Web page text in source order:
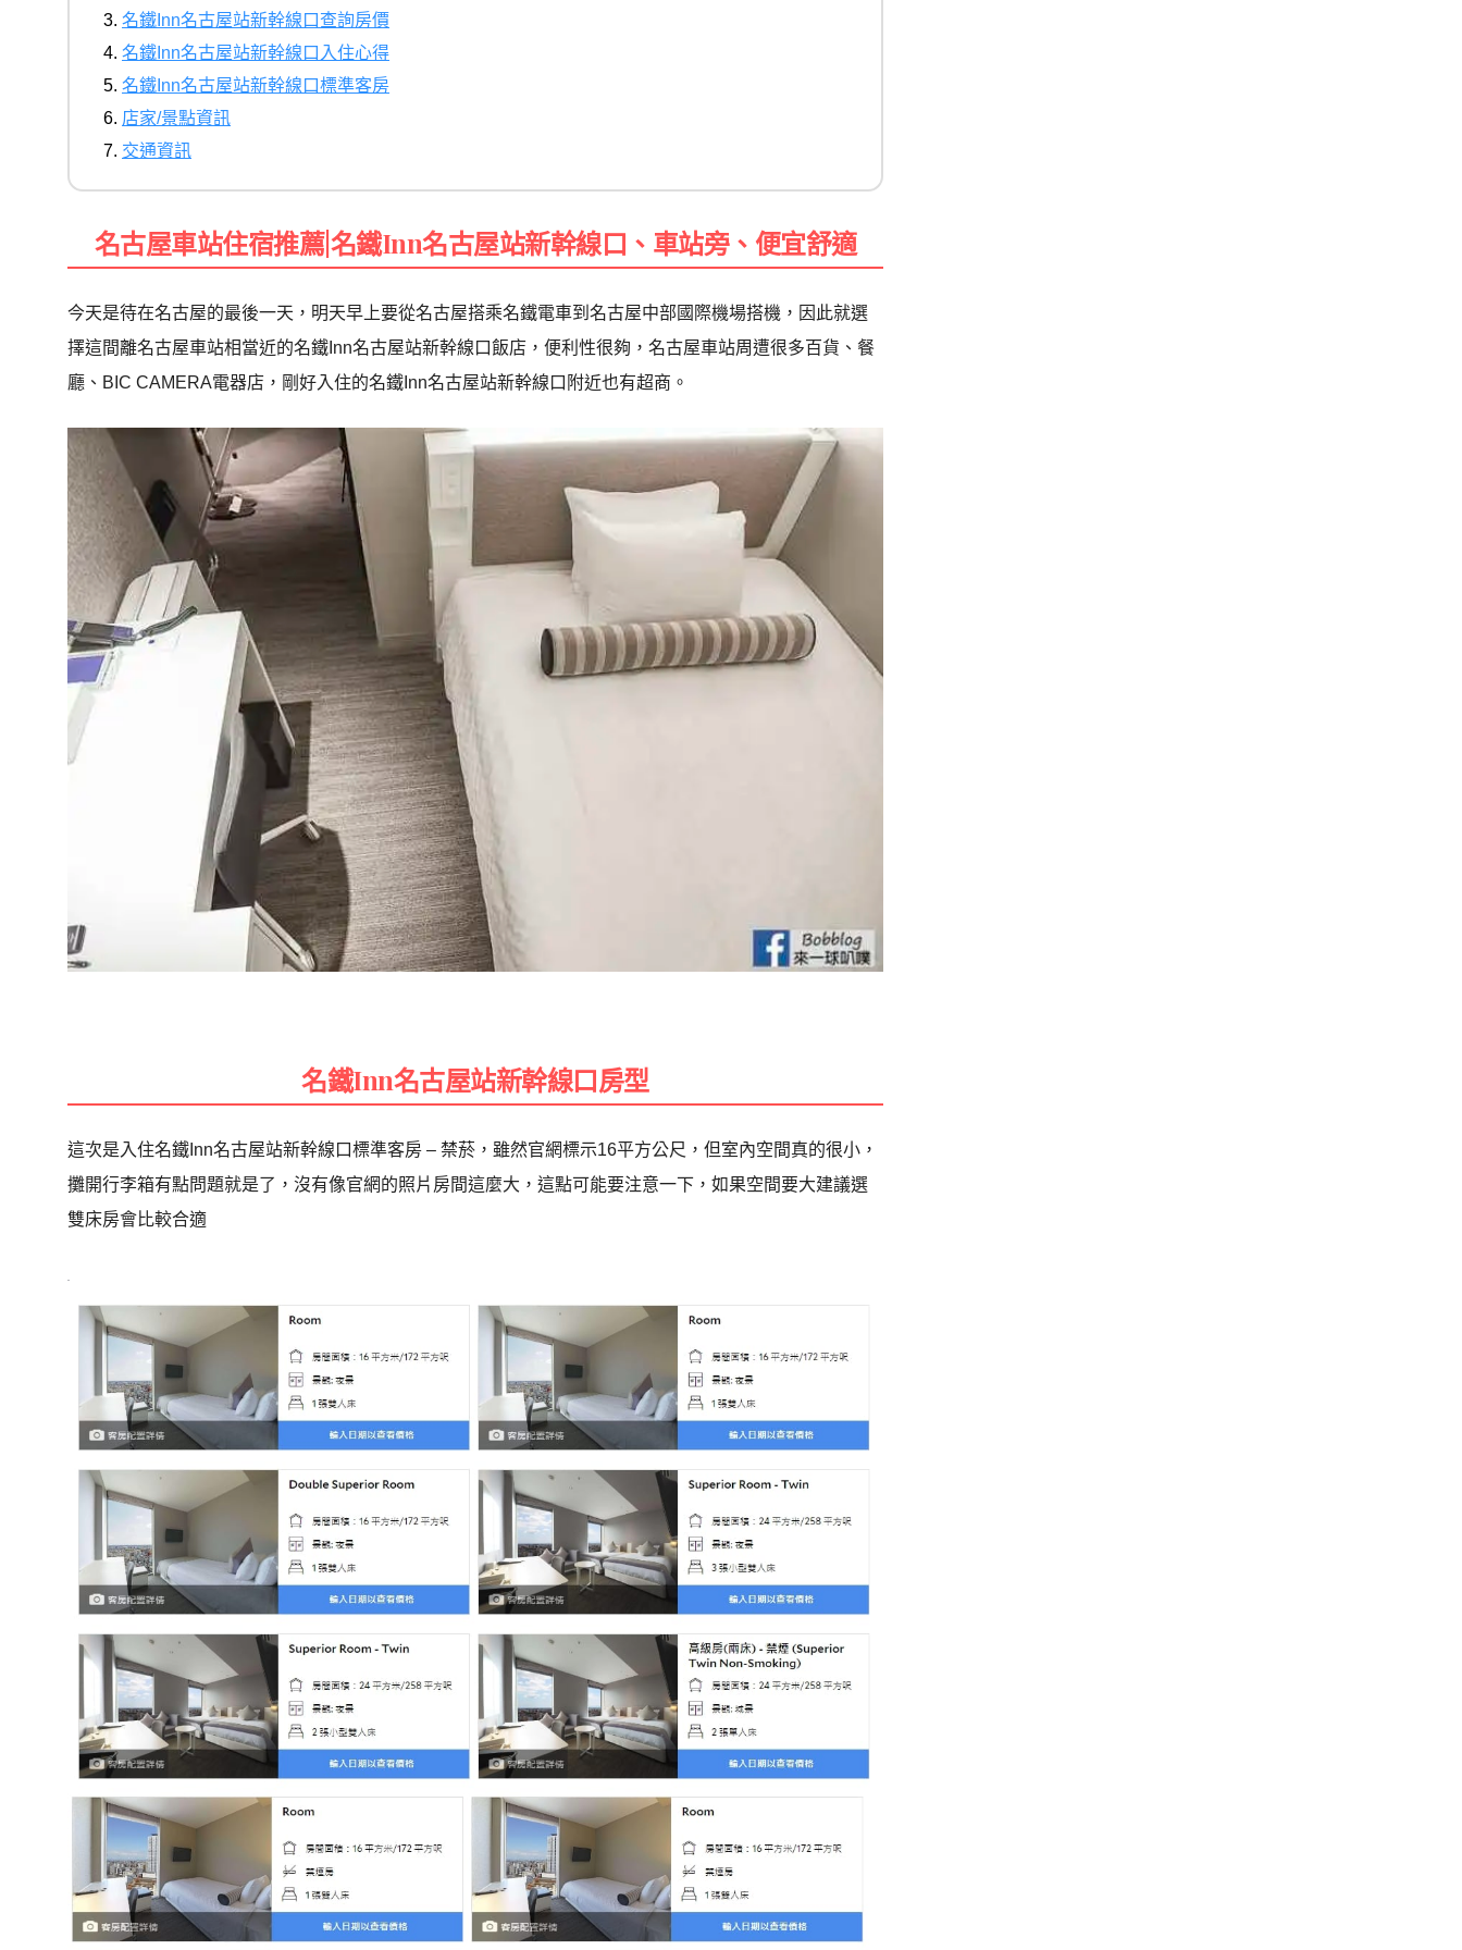
名鐵Inn名古屋站新幹線口查詢房價
名鐵Inn名古屋站新幹線口入住心得
名鐵Inn名古屋站新幹線口標準客房
店家/景點資訊
交通資訊
名古屋車站住宿推薦|名鐵Inn名古屋站新幹線口、車站旁、便宜舒適
今天是待在名古屋的最後一天，明天早上要從名古屋搭乘名鐵電車到名古屋中部國際機場搭機，因此就選
擇這間離名古屋車站相當近的名鐵Inn名古屋站新幹線口飯店，便利性很夠，名古屋車站周遭很多百貨、餐
廳、BIC CAMERA電器店，剛好入住的名鐵Inn名古屋站新幹線口附近也有超商。
名鐵Inn名古屋站新幹線口房型
這次是入住名鐵Inn名古屋站新幹線口標準客房 – 禁菸，雖然官網標示16平方公尺，但室內空間真的很小，
攤開行李箱有點問題就是了，沒有像官網的照片房間這麼大，這點可能要注意一下，如果空間要大建議選
雙床房會比較合適